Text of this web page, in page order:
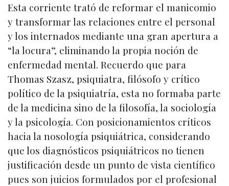
Esta corriente trató de reformar el manicomio
y transformar las relaciones entre el personal
y los internados mediante una gran apertura a
“la locura”, eliminando la propia noción de
enfermedad mental. Recuerdo que para
Thomas Szasz, psiquiatra, filósofo y crítico
político de la psiquiatría, esta no formaba parte
de la medicina sino de la filosofía, la sociología
y la psicología. Con posicionamientos críticos
hacia la nosología psiquiátrica, considerando
que los diagnósticos psiquiátricos no tienen
justificación desde un punto de vista científico
pues son juicios formulados por el profesional